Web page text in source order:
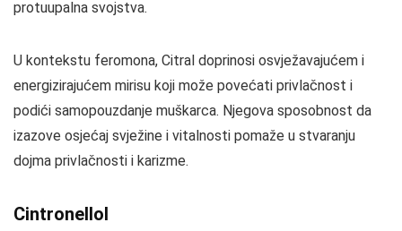
protuupalna svojstva.
U kontekstu feromona, Citral doprinosi osvježavajućem i
energizirajućem mirisu koji može povećati privlačnost i
podići samopouzdanje muškarca. Njegova sposobnost da
izazove osjećaj svježine i vitalnosti pomaže u stvaranju
dojma privlačnosti i karizme.
Cintronellol